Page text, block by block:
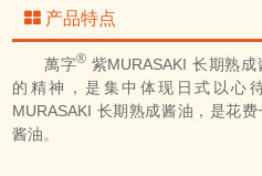
产品特点
萬字® 紫MURASAKI 长期熟成
的精神，是集中体现日式以心
MURASAKI 长期熟成酱油，是花
酱油。